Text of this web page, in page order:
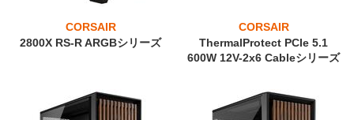
CORSAIR
2800X RS-R ARGBシリーズ
CORSAIR
ThermalProtect PCIe 5.1
600W 12V-2x6 Cableシリーズ